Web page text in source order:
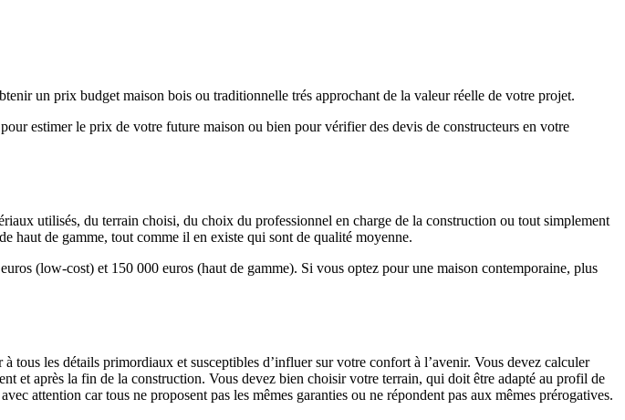
un prix budget maison bois ou traditionnelle trés approchant de la valeur réelle de votre projet.
estimer le prix de votre future maison ou bien pour vérifier des devis de constructeurs en votre
utilisés, du terrain choisi, du choix du professionnel en charge de la construction ou tout simplement
haut de gamme, tout comme il en existe qui sont de qualité moyenne.
(low-cost) et 150 000 euros (haut de gamme). Si vous optez pour une maison contemporaine, plus
tous les détails primordiaux et susceptibles d’influer sur votre confort à l’avenir. Vous devez calculer
et après la fin de la construction. Vous devez bien choisir votre terrain, qui doit être adapté au profil de
attention car tous ne proposent pas les mêmes garanties ou ne répondent pas aux mêmes prérogatives.